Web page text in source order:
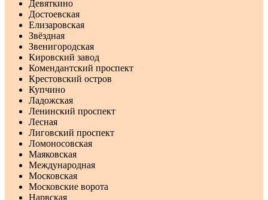
Девяткино
Достоевская
Елизаровская
Звёздная
Звенигородская
Кировский завод
Комендантский проспект
Крестовский остров
Купчино
Ладожская
Ленинский проспект
Лесная
Лиговский проспект
Ломоносовская
Маяковская
Международная
Московская
Московские ворота
Нарвская